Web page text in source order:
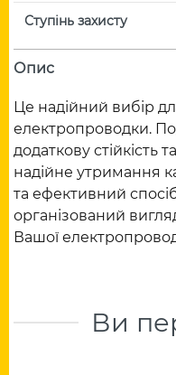
Ступінь захисту
Опис
Це надійний вибір
електропроводки.
додаткову стійкість
надійне утримання
та ефективний
організований
Вашої
Ви